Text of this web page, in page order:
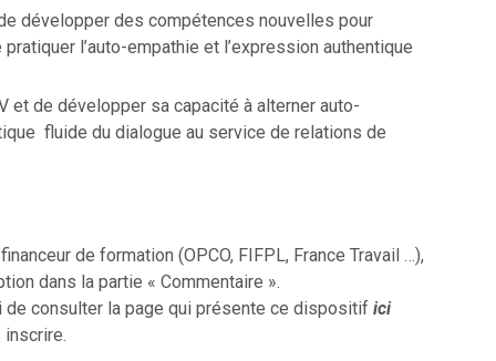
développer des compétences nouvelles pour
l’auto-empathie et l’expression authentique
et de développer sa capacité à alterner auto-
fluide du dialogue au service de relations de
de formation (OPCO, FIFPL, France Travail …),
dans la partie « Commentaire ».
de consulter la page qui présente ce dispositif ici